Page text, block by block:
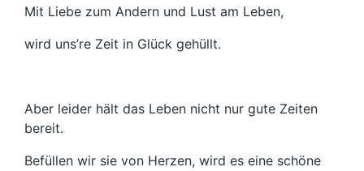
Mit Liebe zum Andern und Lust am Leben,
wird uns’re Zeit in Glück gehüllt.
Aber leider hält das Leben nicht nur gute Zeiten
bereit.
Befüllen wir sie von Herzen, wird es eine schöne